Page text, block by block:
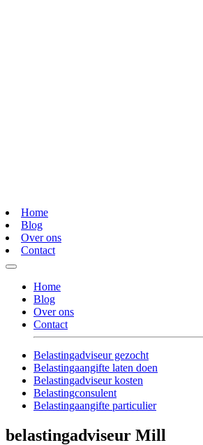
Home
Blog
Over ons
Contact
Home
Blog
Over ons
Contact
Belastingadviseur gezocht
Belastingaangifte laten doen
Belastingadviseur kosten
Belastingconsulent
Belastingaangifte particulier
belastingadviseur Mill